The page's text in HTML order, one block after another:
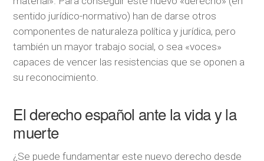
sentido jurídico-normativo) han de darse otros
componentes de naturaleza política y jurídica, pero
también un mayor trabajo social, o sea «voces»
capaces de vencer las resistencias que se oponen a
su reconocimiento.
El derecho español ante la vida y la
muerte
¿Se puede fundamentar este nuevo derecho desde